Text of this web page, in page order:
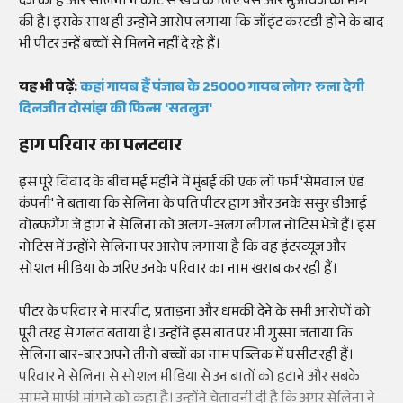
की है। इसके साथ ही उन्होंने आरोप लगाया कि जॉइंट कस्टडी होने के बाद
भी पीटर उन्हें बच्चों से मिलने नहीं दे रहे हैं।
यह भी पढ़ें:कहां गायब हैं पंजाब के 25000 गायब लोग? रुला देगी
दिलजीत दोसांझ की फिल्म 'सतलुज'
हाग परिवार का पलटवार
इस पूरे विवाद के बीच मई महीने में मुंबई की एक लॉ फर्म 'सेमवाल एंड
कंपनी' ने बताया कि सेलिना के पति पीटर हाग और उनके ससुर डीआई
वोल्फगैंग जे हाग ने सेलिना को अलग-अलग लीगल नोटिस भेजे हैं। इस
नोटिस में उन्होंने सेलिना पर आरोप लगाया है कि वह इंटरव्यूज और
सोशल मीडिया के जरिए उनके परिवार का नाम खराब कर रही हैं।
पीटर के परिवार ने मारपीट, प्रताड़ना और धमकी देने के सभी आरोपों को
पूरी तरह से गलत बताया है। उन्होंने इस बात पर भी गुस्सा जताया कि
सेलिना बार-बार अपने तीनों बच्चों का नाम पब्लिक में घसीट रही हैं।
परिवार ने सेलिना से सोशल मीडिया से उन बातों को हटाने और सबके